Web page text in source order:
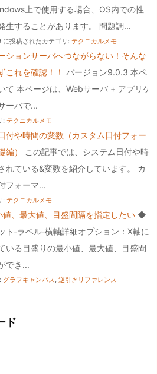
上で使用する場合、OS内での性
生することがあります。 問題調...
投稿されたカテゴリ: テクニカルメモ
ションサーバへつながらない！そんな
これを確認！！ バージョン9.0.3 本ペ
て 本ページは、Webサーバ + アプリケ
ーバで...
: テクニカルメモ
付や時間の変数（カスタム日付フォー
編）
この記事では、システム日付や時
れている&変数を紹介しています。 カ
フォーマ...
: テクニカルメモ
値、最大値、目盛間隔を指定したい ◆
ト‐ラベル‐横軸詳細オプション：X軸に
いる目盛りの最小値、最大値、目盛間
でき...
グラフキャンバス, 逆引きリファレンス
ド